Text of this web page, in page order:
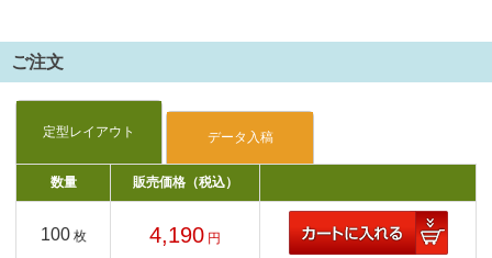
ご注文
数量 販売価格（税込）
100 枚 4,190 円